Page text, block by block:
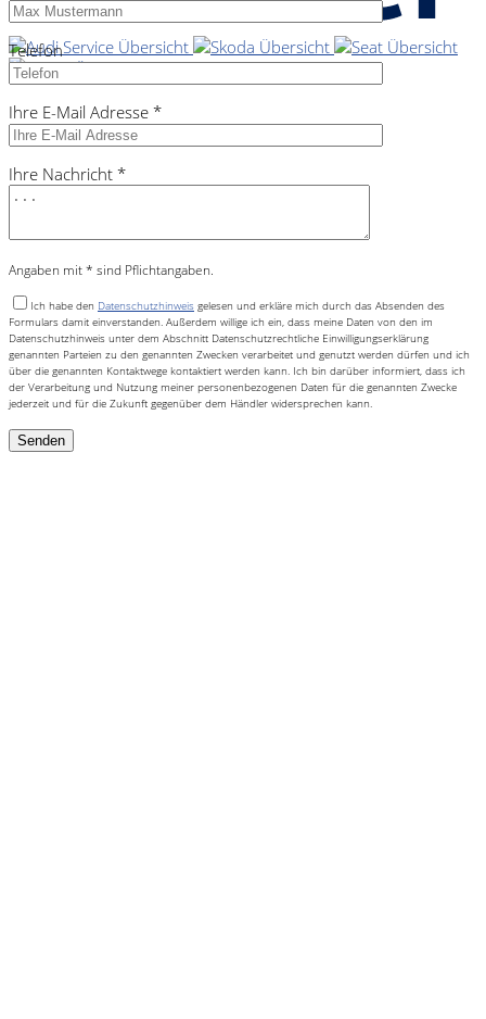
Telefon
Ihre E-Mail Adresse *
Ihre Nachricht *
Angaben mit * sind Pflichtangaben.
Ich habe den Datenschutzhinweis gelesen und erkläre mich durch das Absenden des
Formulars damit einverstanden. Außerdem willige ich ein, dass meine Daten von den im
Datenschutzhinweis unter dem Abschnitt Datenschutzrechtliche Einwilligungserklärung
genannten Parteien zu den genannten Zwecken verarbeitet und genutzt werden dürfen und ich
über die genannten Kontaktwege kontaktiert werden kann. Ich bin darüber informiert, dass ich
der Verarbeitung und Nutzung meiner personenbezogenen Daten für die genannten Zwecke
jederzeit und für die Zukunft gegenüber dem Händler widersprechen kann.